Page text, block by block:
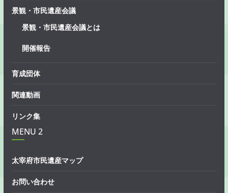
景観・市民遺産会議
景観・市民遺産会議とは
開催報告
育成団体
関連動画
リンク集
MENU 2
太宰府市民遺産マップ
お問い合わせ